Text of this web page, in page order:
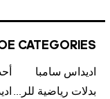
CATEGORIES
اديداس سامبا
بدلات رياضية للرجال